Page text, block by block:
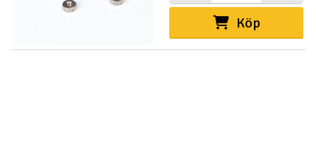
Presentkort
Köp